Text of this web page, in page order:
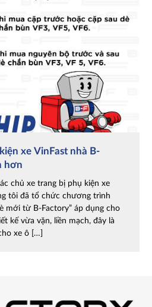
xe VinFast nhà B-
hơn
chủ xe trang bị phụ kiện xe
tôi đã tổ chức chương trình
mới từ B-Factory” áp dụng cho
kế vừa vặn, liền mạch, đây là
xe ô […]